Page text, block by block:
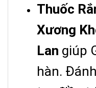
Thuốc
Xương
Lan giúp
hàn.